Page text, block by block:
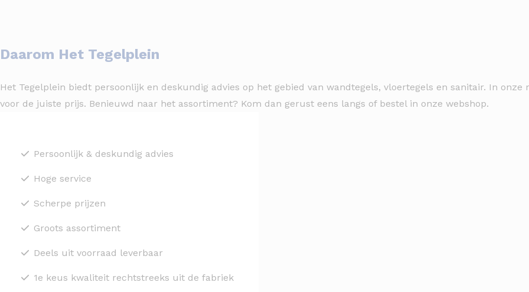
Daarom Het Tegelplein
Het Tegelplein biedt persoonlijk en deskundig advies op het gebied van wandtegels, vloertegels en sanitair. In
voor de juiste prijs. Benieuwd naar het assortiment? Kom dan gerust eens langs of bestel in onze webshop.
Persoonlijk & deskundig advies
Hoge service
Scherpe prijzen
Groots assortiment
Deels uit voorraad leverbaar
1e keus kwaliteit rechtstreeks uit de fabriek